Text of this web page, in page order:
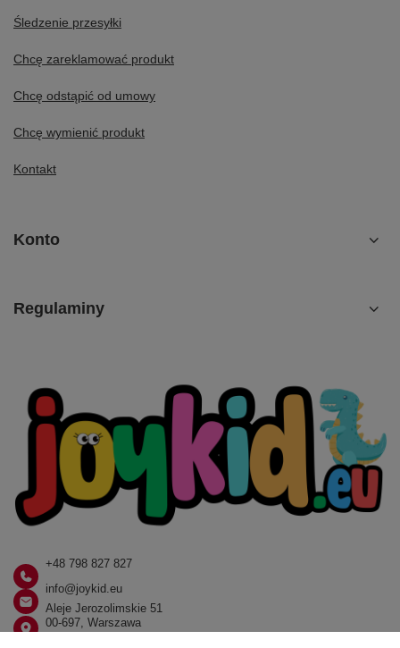
Śledzenie przesyłki
Chcę zareklamować produkt
Chcę odstąpić od umowy
Chcę wymienić produkt
Kontakt
Konto
Regulaminy
+48 798 827 827
info@joykid.eu
Aleje Jerozolimskie 51
00-697, Warszawa